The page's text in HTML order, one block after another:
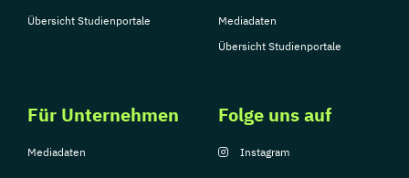
Übersicht Studienportale
Mediadaten
Übersicht Studienportale
Für Unternehmen
Mediadaten
Folge uns auf
Instagram